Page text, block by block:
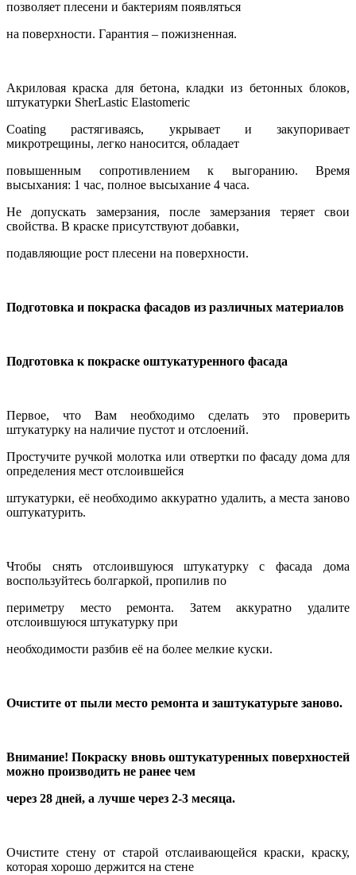
позволяет плесени и бактериям появляться
на поверхности. Гарантия – пожизненная.
Акриловая краска для бетона, кладки из бетонных блоков,
штукатурки SherLastic Elastomeric
Coating растягиваясь, укрывает и закупоривает
микротрещины, легко наносится, обладает
повышенным сопротивлением к выгоранию. Время
высыхания: 1 час, полное высыхание 4 часа.
Не допускать замерзания, после замерзания теряет свои
свойства. В краске присутствуют добавки,
подавляющие рост плесени на поверхности.
Подготовка и покраска фасадов из различных материалов
Подготовка к покраске оштукатуренного фасада
Первое, что Вам необходимо сделать это проверить
штукатурку на наличие пустот и отслоений.
Простучите ручкой молотка или отвертки по фасаду дома для
определения мест отслоившейся
штукатурки, её необходимо аккуратно удалить, а места заново
оштукатурить.
Чтобы снять отслоившуюся штукатурку с фасада дома
воспользуйтесь болгаркой, пропилив по
периметру место ремонта. Затем аккуратно удалите
отслоившуюся штукатурку при
необходимости разбив её на более мелкие куски.
Очистите от пыли место ремонта и заштукатурьте заново.
Внимание! Покраску вновь оштукатуренных поверхностей
можно производить не ранее чем
через 28 дней, а лучше через 2-3 месяца.
Очистите стену от старой отслаивающейся краски, краску,
которая хорошо держится на стене